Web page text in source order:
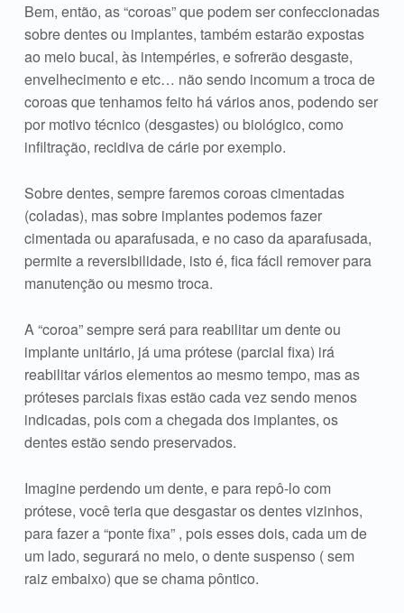
Bem, então, as “coroas” que podem ser confeccionadas
sobre dentes ou implantes, também estarão expostas
ao meio bucal, às intempéries, e sofrerão desgaste,
envelhecimento e etc… não sendo incomum a troca de
coroas que tenhamos feito há vários anos, podendo ser
por motivo técnico (desgastes) ou biológico, como
infiltração, recidiva de cárie por exemplo.
Sobre dentes, sempre faremos coroas cimentadas
(coladas), mas sobre implantes podemos fazer
cimentada ou aparafusada, e no caso da aparafusada,
permite a reversibilidade, isto é, fica fácil remover para
manutenção ou mesmo troca.
A “coroa” sempre será para reabilitar um dente ou
implante unitário, já uma prótese (parcial fixa) irá
reabilitar vários elementos ao mesmo tempo, mas as
próteses parciais fixas estão cada vez sendo menos
indicadas, pois com a chegada dos implantes, os
dentes estão sendo preservados.
Imagine perdendo um dente, e para repô-lo com
prótese, você teria que desgastar os dentes vizinhos,
para fazer a “ponte fixa” , pois esses dois, cada um de
um lado, segurará no meio, o dente suspenso ( sem
raiz embaixo) que se chama pôntico.